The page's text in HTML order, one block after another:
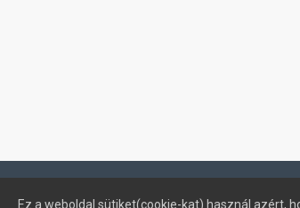
Ez a weboldal sütiket(cookie-kat) használ azért,